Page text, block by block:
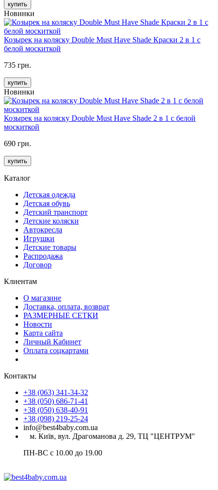
купить
Новинки
Козырек на коляску Double Must Have Shade Краски 2 в 1 с
белой москиткой
735 грн.
купить
Новинки
Козырек на коляску Double Must Have Shade 2 в 1 с белой
москиткой
690 грн.
купить
Каталог
Детская одежда
Детская обувь
Детский транспорт
Детские коляски
Автокресла
Игрушки
Детские товары
Распродажа
Договор
Клиентам
О магазине
Доставка, оплата, возврат
РАЗМЕРНЫЕ СЕТКИ
Новости
Карта сайта
Личный Кабинет
Оплата соцкартами
Контакты
+38 (063) 341-34-32
+38 (050) 686-71-41
+38 (050) 638-40-91
+38 (098) 219-25-24
info@best4baby.com.ua
м. Київ, вул. Драгоманова д. 29, ТЦ "ЦЕНТРУМ"
ПН-ВС с 10.00 до 19.00